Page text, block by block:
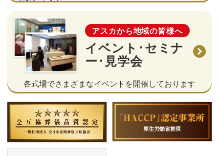
アスカから地域の皆様へ
イベント･セミナ
ー･見学会
各式場でさまざまなイベントを開催しております